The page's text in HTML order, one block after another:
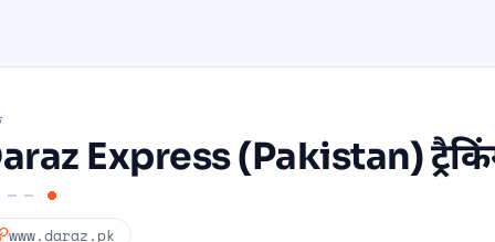
Express (Pakistan)
www.daraz.pk